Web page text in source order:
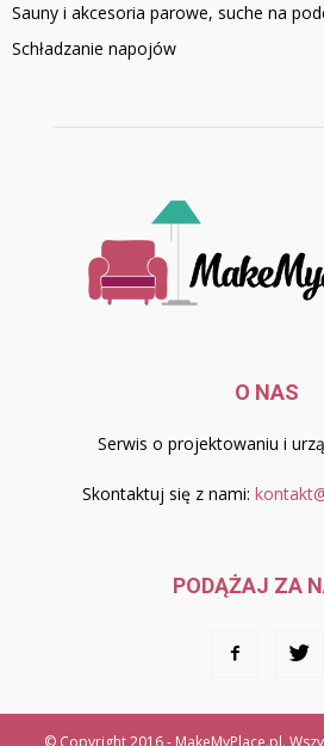
Sauny i akcesoria parowe, suche na
Schładzanie napojów
O NAS
Serwis o projektowaniu i
Skontaktuj się z nami:
PODĄŻAJ ZA
© Copyright 2016 - MakeMyPlace.pl.